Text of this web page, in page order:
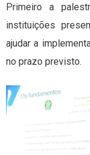
Primeiro a
instituições
ajudar a
no prazo previsto.